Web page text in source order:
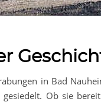
in Bad
Ob sie